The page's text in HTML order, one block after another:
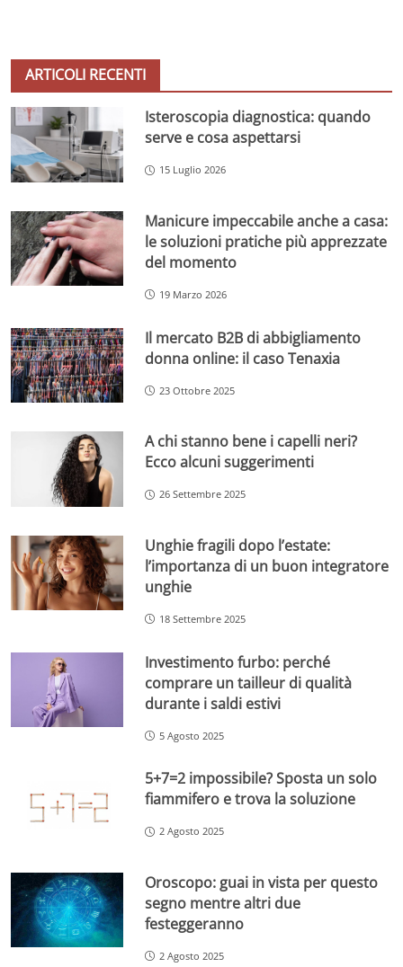
ARTICOLI RECENTI
Isteroscopia diagnostica: quando
serve e cosa aspettarsi
15 Luglio 2026
Manicure impeccabile anche a casa:
le soluzioni pratiche più apprezzate
del momento
19 Marzo 2026
Il mercato B2B di abbigliamento
donna online: il caso Tenaxia
23 Ottobre 2025
A chi stanno bene i capelli neri?
Ecco alcuni suggerimenti
26 Settembre 2025
Unghie fragili dopo l’estate:
l’importanza di un buon integratore
unghie
18 Settembre 2025
Investimento furbo: perché
comprare un tailleur di qualità
durante i saldi estivi
5 Agosto 2025
5+7=2 impossibile? Sposta un solo
fiammifero e trova la soluzione
2 Agosto 2025
Oroscopo: guai in vista per questo
segno mentre altri due
festeggeranno
2 Agosto 2025